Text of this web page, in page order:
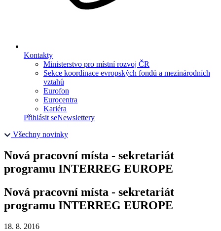
Kontakty
Ministerstvo pro místní rozvoj ČR
Sekce koordinace evropských fondů a mezinárodních
vztahů
Eurofon
Eurocentra
Kariéra
Přihlásit seNewslettery
Všechny novinky
Nová pracovní místa - sekretariát
programu INTERREG EUROPE
Nová pracovní místa - sekretariát
programu INTERREG EUROPE
18. 8. 2016